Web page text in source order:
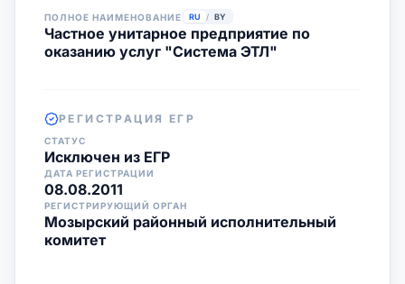
ПОЛНОЕ НАИМЕНОВАНИЕ RU / BY
Частное унитарное предприятие по
оказанию услуг "Система ЭТЛ"
РЕГИСТРАЦИЯ ЕГР
СТАТУС
Исключен из ЕГР
ДАТА РЕГИСТРАЦИИ
08.08.2011
РЕГИСТРИРУЮЩИЙ ОРГАН
Мозырский районный исполнительный
комитет